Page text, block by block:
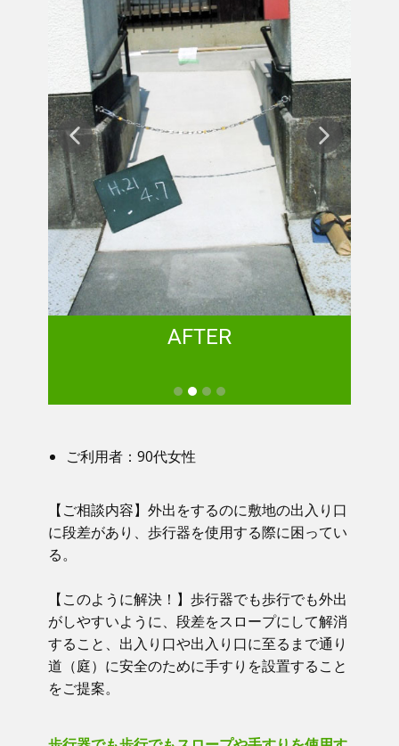
AFTER
ご利用者：​90代女性
【ご相談内容】​​ 外出をするのに敷地の出入り口
に段差があり、歩行器を使用する際に困ってい
る。
【このように解決！】​​ 歩行器でも歩行でも外出
がしやすいように、段差をスロープにして解消
すること、出入り口や出入り口に至るまで通り
道（庭）に安全のために手すりを設置すること
をご提案。